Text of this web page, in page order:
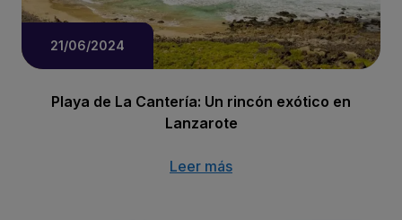
21/06/2024
Playa de La Cantería: Un rincón exótico en
Lanzarote
Leer más